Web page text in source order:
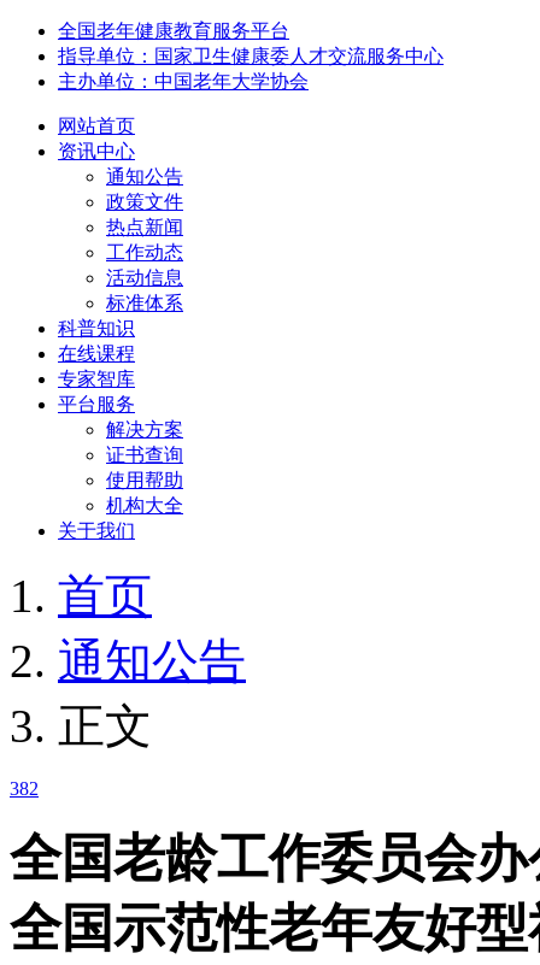
全国老年健康教育服务平台
指导单位：国家卫生健康委人才交流服务中心
主办单位：中国老年大学协会
网站首页
资讯中心
通知公告
政策文件
热点新闻
工作动态
活动信息
标准体系
科普知识
在线课程
专家智库
平台服务
解决方案
证书查询
使用帮助
机构大全
关于我们
首页
通知公告
正文
382
全国老龄工作委员会
全国示范性老年友好